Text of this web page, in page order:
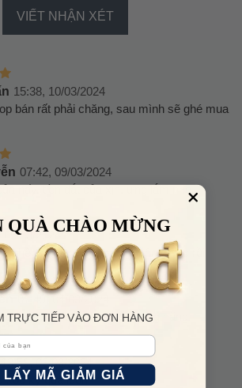
VIẾT NHẬN XÉT
15:38, 10/03/2024
bán rất phải chăng, sau mình sẽ ghé mua
07:42, 09/03/2024
nấy, tiền đắt của xịn, ưng lắm nhé
05/03/2024
ghê đặt 2 ngày là mình nhận được rồi
07:49, 04/03/2024
giống hình, check chuẩn hàng hãng
13:59, 03/03/2024
xốc kỹ quá luôn
QUÀ CHÀO MỪNG
TRỰC TIẾP VÀO ĐƠN HÀNG
LẤY MÃ GIẢM GIÁ